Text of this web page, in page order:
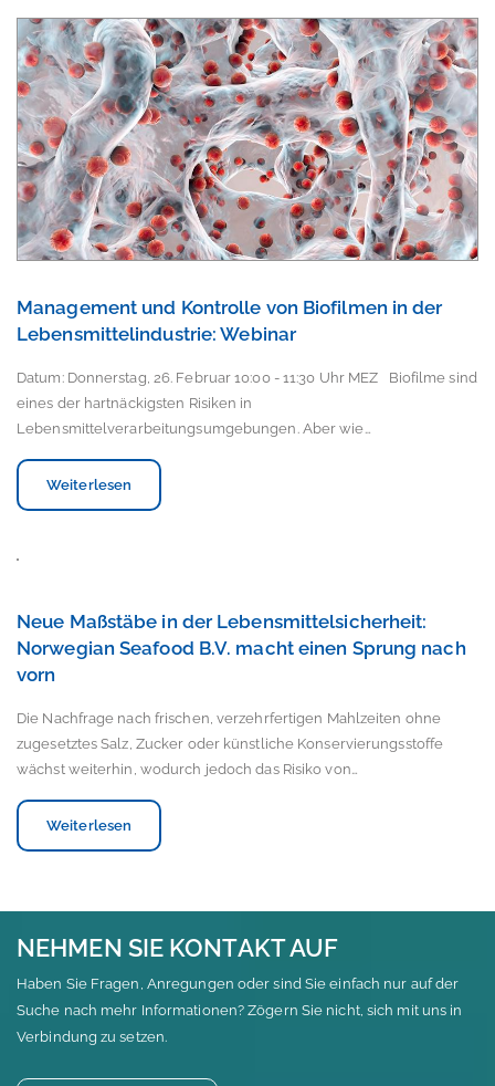
Management und Kontrolle von Biofilmen in der
Lebensmittelindustrie: Webinar
Datum: Donnerstag, 26. Februar 10:00 - 11:30 Uhr MEZ Biofilme sind
eines der hartnäckigsten Risiken in
Lebensmittelverarbeitungsumgebungen. Aber wie…
Weiterlesen
Neue Maßstäbe in der Lebensmittelsicherheit:
Norwegian Seafood B.V. macht einen Sprung nach
vorn
Die Nachfrage nach frischen, verzehrfertigen Mahlzeiten ohne
zugesetztes Salz, Zucker oder künstliche Konservierungsstoffe
wächst weiterhin, wodurch jedoch das Risiko von…
Weiterlesen
NEHMEN SIE KONTAKT AUF
Haben Sie Fragen, Anregungen oder sind Sie einfach nur auf der
Suche nach mehr Informationen? Zögern Sie nicht, sich mit uns in
Verbindung zu setzen.